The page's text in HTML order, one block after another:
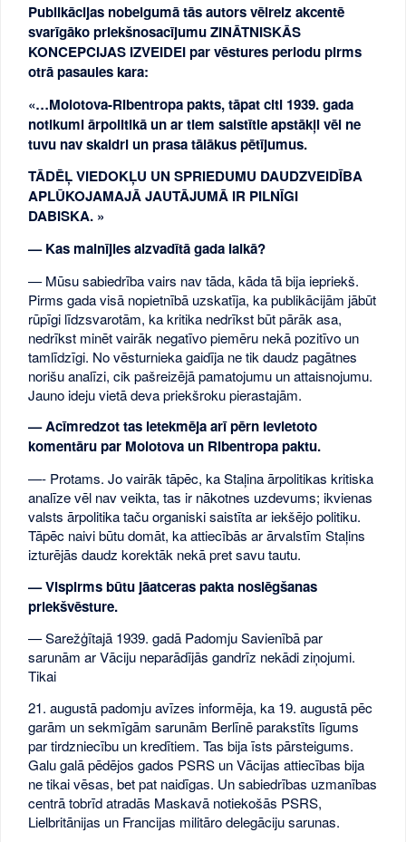
Publikācijas nobeigumā tās autors vēlreiz akcentē
svarīgāko priekšnosacījumu ZINĀTNISKĀS
KONCEPCIJAS IZVEIDEI par vēstures periodu pirms
otrā pasaules kara:
«…Molotova-Ribentropa pakts, tāpat citi 1939. gada
notikumi ārpolitikā un ar tiem saistītie apstākļi vēl ne
tuvu nav skaidri un prasa tālākus pētījumus.
TĀDĒĻ VIEDOKĻU UN SPRIEDUMU DAUDZVEIDĪBA
APLŪKOJAMAJĀ JAUTĀJUMĀ IR PILNĪGI
DABISKA. »
— Kas mainījies aizvadītā gada laikā?
— Mūsu sabiedrība vairs nav tāda, kāda tā bija iepriekš.
Pirms gada visā nopietnībā uzskatīja, ka publikācijām jābūt
rūpīgi līdzsvarotām, ka kritika nedrīkst būt pārāk asa,
nedrīkst minēt vairāk negatīvo piemēru nekā pozitīvo un
tamlīdzīgi. No vēsturnieka gaidīja ne tik daudz pagātnes
norišu analīzi, cik pašreizējā pamatojumu un attaisnojumu.
Jauno ideju vietā deva priekšroku pierastajām.
— Acīmredzot tas ietekmēja arī pērn ievietoto
komentāru par Molotova un Ribentropa paktu.
—- Protams. Jo vairāk tāpēc, ka Staļina ārpolitikas kritiska
analīze vēl nav veikta, tas ir nākotnes uzdevums; ikvienas
valsts ārpolitika taču organiski saistīta ar iekšējo politiku.
Tāpēc naivi būtu domāt, ka attiecībās ar ārvalstīm Staļins
izturējās daudz korektāk nekā pret savu tautu.
— Vispirms būtu jāatceras pakta noslēgšanas
priekšvēsture.
— Sarežģītajā 1939. gadā Padomju Savienībā par
sarunām ar Vāciju neparādījās gandrīz nekādi ziņojumi.
Tikai
21. augustā padomju avīzes informēja, ka 19. augustā pēc
garām un sekmīgām sarunām Berlīnē parakstīts līgums
par tirdzniecību un kredītiem. Tas bija īsts pārsteigums.
Galu galā pēdējos gados PSRS un Vācijas attiecības bija
ne tikai vēsas, bet pat naidīgas. Un sabiedrības uzmanības
centrā tobrīd atradās Maskavā notiekošās PSRS,
Lielbritānijas un Francijas militāro delegāciju sarunas.